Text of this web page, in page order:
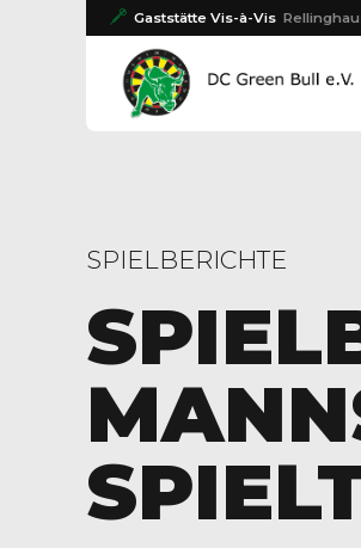
Gaststätte Vis-à-Vis
SPIELBERICHTE